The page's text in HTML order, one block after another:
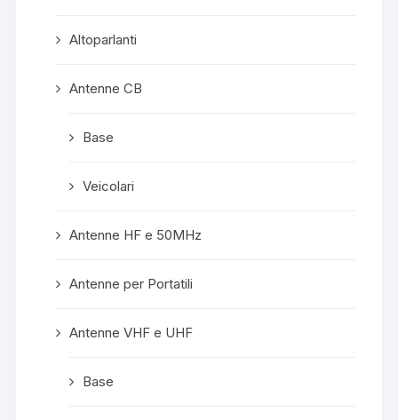
Altoparlanti
Antenne CB
Base
Veicolari
Antenne HF e 50MHz
Antenne per Portatili
Antenne VHF e UHF
Base